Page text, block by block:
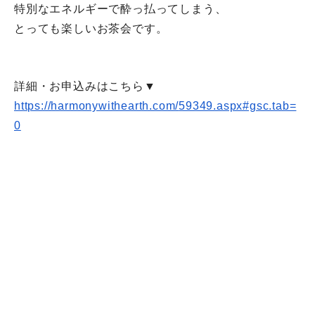
特別なエネルギーで酔っ払ってしまう、
とっても楽しいお茶会です。
詳細・お申込みはこちら▼
https://harmonywithearth.com/59349.aspx#gsc.tab=
0